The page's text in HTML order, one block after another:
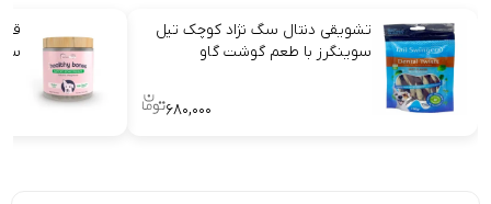
تشویقی دنتال سگ نژاد کوچک تیل
سوینگرز با طعم گوشت گاو
۶۸۰,۰۰۰